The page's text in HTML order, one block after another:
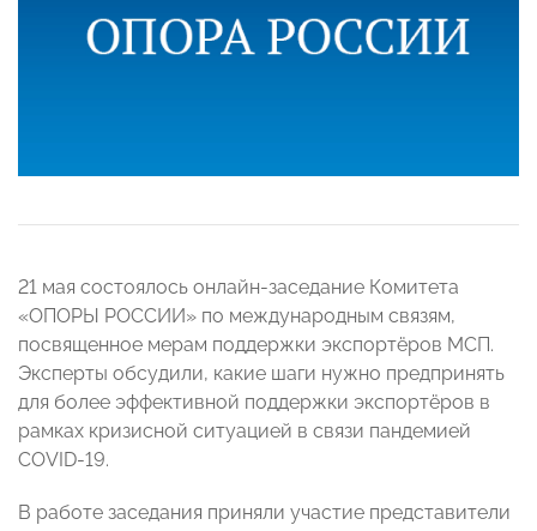
21 мая состоялось онлайн-заседание Комитета
«ОПОРЫ РОССИИ» по международным связям,
посвященное мерам поддержки экспортёров МСП.
Эксперты обсудили, какие шаги нужно предпринять
для более эффективной поддержки экспортёров в
рамках кризисной ситуацией в связи пандемией
COVID-19.
В работе заседания приняли участие представители